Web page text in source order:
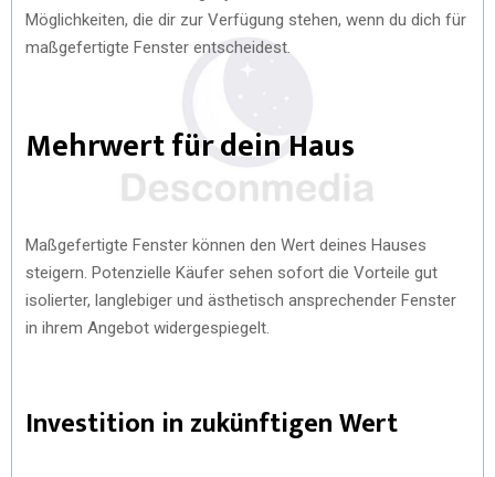
Möglichkeiten, die dir zur Verfügung stehen, wenn du dich für
maßgefertigte Fenster entscheidest.
Mehrwert für dein Haus
Maßgefertigte Fenster können den Wert deines Hauses
steigern. Potenzielle Käufer sehen sofort die Vorteile gut
isolierter, langlebiger und ästhetisch ansprechender Fenster
in ihrem Angebot widergespiegelt.
Investition in zukünftigen Wert